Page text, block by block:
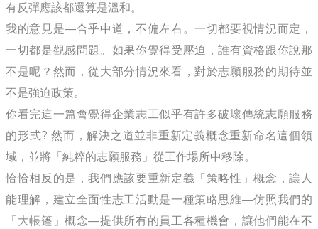
有反彈應該都還算是溫和。
我的意見是—合乎中道，不偏左右。一切都要視情況而定，
一切都是觀感問題。如果你覺得受壓迫，誰有資格跟你說那
不是呢？然而，從大部分情況來看，對於志願服務的期待並
不是強迫政策。
你看完這一篇會覺得企業志工似乎有許多破壞傳統志願服務
的形式? 然而，解決之道並非重新定義概念重新命名這個領
域，並將「純粹的志願服務」從工作場所中移除。
恰恰相反的是，我們應該要重新定義「策略性」概念，讓人
能理解，建立全面性志工活動是一種策略思維—仿照我們的
「大帳篷」概念—提供所有的員工各種機會，讓他們能在不